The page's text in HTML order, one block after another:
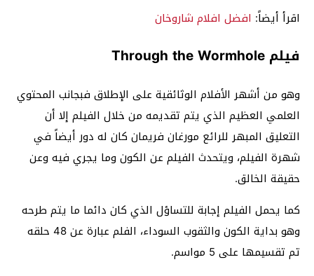
اقرأ أيضاً: افضل افلام شاروخان
فيلم Through the Wormhole
وهو من أشهر الأفلام الوثائقية على الإطلاق فبجانب المحتوي
العلمي العظيم الذي يتم تقديمه من خلال الفيلم إلا أن
التعليق المبهر للرائع مورغان فريمان كان له دور أيضاً في
شهرة الفيلم، ويتحدث الفيلم عن الكون وما يجري فيه وعن
حقيقة الخالق.
كما يحمل الفيلم إجابة للتساؤل الذي كان دائما ما يتم طرحه
وهو بداية الكون والثقوب السوداء، الفلم عبارة عن 48 حلقه
تم تقسيمها على 5 مواسم.